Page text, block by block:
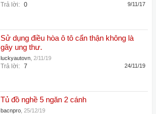
Trả lời: 0 9/11/17
Sử dụng điều hòa ô tô cẩn thận không là
gây ung thư.
luckyautovn 2/11/19
Trả lời: 7 24/11/19
Tủ đồ nghề 5 ngăn 2 cánh
bacnpro 25/12/19